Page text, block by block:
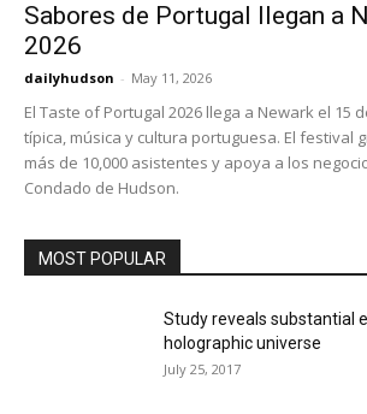
Sabores de Portugal llegan a
2026
dailyhudson - May 11, 2026
El Taste of Portugal 2026 llega a Newark el 15
típica, música y cultura portuguesa. El festival
más de 10,000 asistentes y apoya a los
Condado de Hudson.
MOST POPULAR
Study reveals substantial
holographic universe
July 25, 2017